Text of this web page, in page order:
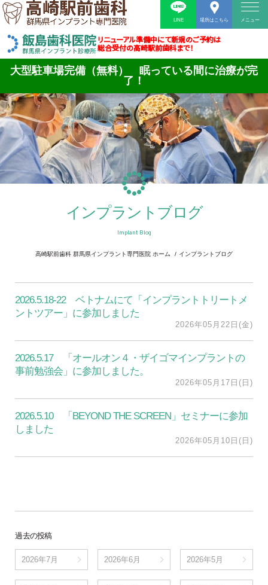
LINE 場所はこちら メニュー
リニューアル準備中にて新規のご予約は
総合受付の高崎駅前歯科まで！
大型駐車場完備（無料） 眠っている間に治療が完
了！
インプラントブログ
Implant Blog
高崎駅前歯科 群馬県インプラント専門医院 ホーム インプラントブログ
2026.5.18-22 ベトナムにて「インプラントトリートメ
ントツアー」に参加しました
2026年05月22日(金)
2026.5.17 「オールオン４・ザイゴマインプラントの
事前勉強会」に参加しました。
2026年05月17日(日)
2026.5.10 「BEYOND THE SCREEN」セミナーに参加
しました
2026年05月10日(日)
過去の投稿
2026年7月 2026年6月 2026年5月